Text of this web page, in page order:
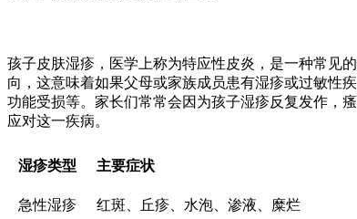
孩子皮肤湿疹，医学上称为特应性皮炎，是一种常见
向，这意味着如果父母或家族成员患有湿疹或过敏性
功能受损等。家长们常常会因为孩子湿疹反复发作，
应对这一疾病。
湿疹类型 主要症状
急性湿疹 红斑、丘疹、水泡、渗液、糜烂